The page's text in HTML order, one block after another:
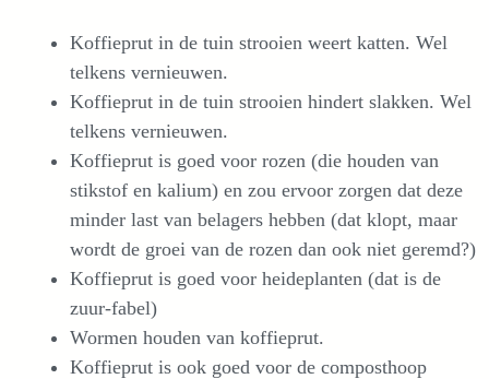
Koffieprut in de tuin strooien weert katten. Wel
telkens vernieuwen.
Koffieprut in de tuin strooien hindert slakken. Wel
telkens vernieuwen.
Koffieprut is goed voor rozen (die houden van
stikstof en kalium) en zou ervoor zorgen dat deze
minder last van belagers hebben (dat klopt, maar
wordt de groei van de rozen dan ook niet geremd?)
Koffieprut is goed voor heideplanten (dat is de
zuur-fabel)
Wormen houden van koffieprut.
Koffieprut is ook goed voor de composthoop